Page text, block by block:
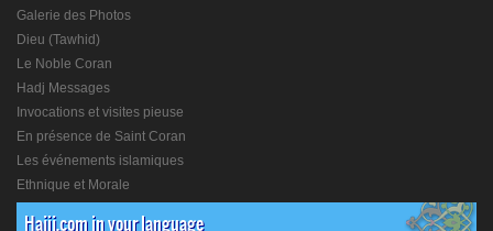
Galerie des Photos
Dieu (Tawhid)
Le Noble Coran
Hadj Messages
Invocations et visites pieuse
En présence de Saint Coran
Les événements islamiques
Ethnique et Morale
Hajij.com in your language